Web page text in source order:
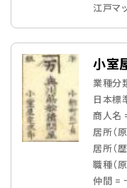
江戸マ
小室
業種分
日本標
商人名
居所（
居所（
職種（
仲間 =